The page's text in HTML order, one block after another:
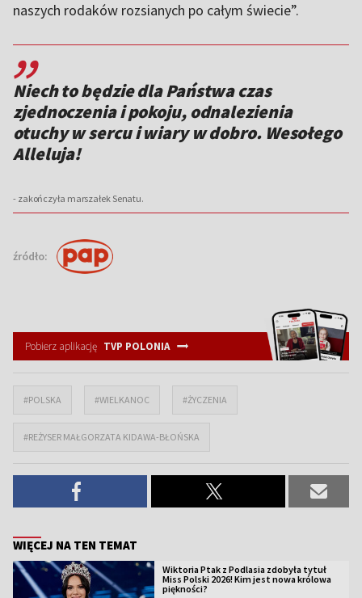
naszych rodaków rozsianych po całym świecie”.
,,
Niech to będzie dla Państwa czas
zjednoczenia i pokoju, odnalezienia
otuchy w sercu i wiary w dobro. Wesołego
Alleluja!
- zakończyła marszałek Senatu.
źródło:
Pobierz aplikację TVP POLONIA
#POLSKA #WIELKANOC #ŻYCZENIA
#REŻYSER MAŁGORZATA KIDAWA-BŁOŃSKA
WIĘCEJ NA TEN TEMAT
Wiktoria Ptak z Podlasia zdobyła tytuł
Miss Polski 2026! Kim jest nowa królowa
piękności?